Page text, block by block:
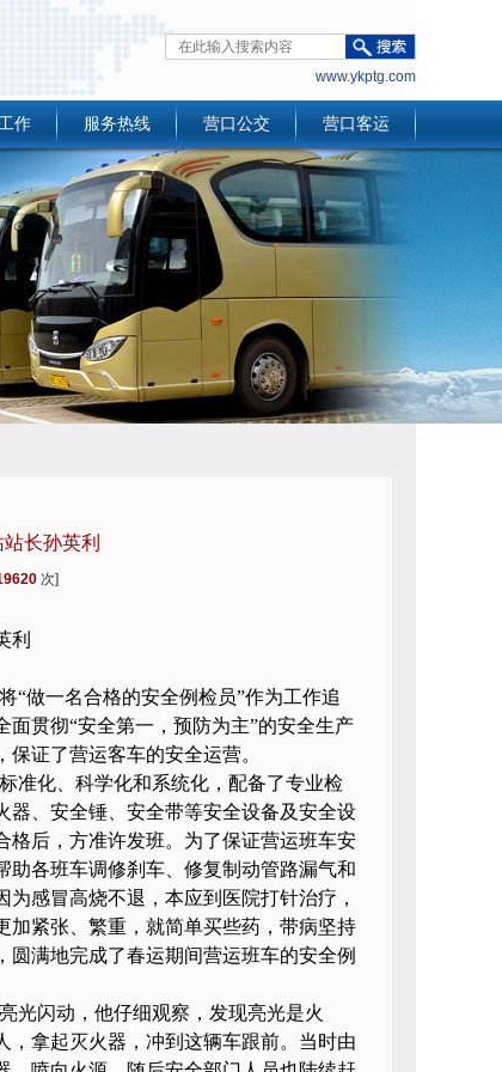
www.ykptg.com
作 服务热线 营口公交 营口客运
长孙英利
次]
利
“做一名合格的安全例检员”作为工作追
贯彻“安全第一，预防为主”的安全生产
证了营运客车的安全运营。
准化、科学化和系统化，配备了专业检
器、安全锤、安全带等安全设备及安全设
格后，方准许发班。为了保证营运班车安
各班车调修刹车、修复制动管路漏气和
感冒高烧不退，本应到医院打针治疗，
加紧张、繁重，就简单买些药，带病坚持
圆满地完成了春运期间营运班车的安全例
光闪动，他仔细观察，发现亮光是火
拿起灭火器，冲到这辆车跟前。当时由